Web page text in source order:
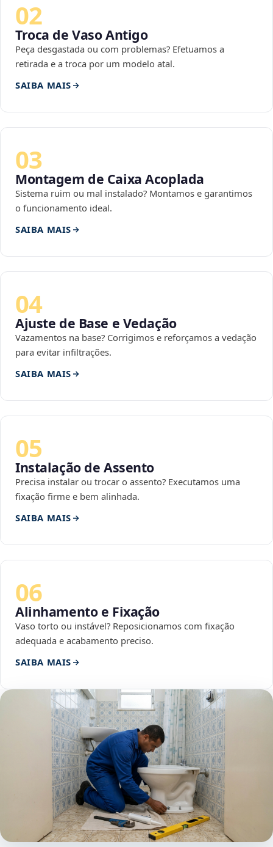
02
Troca de Vaso Antigo
Peça desgastada ou com problemas? Efetuamos a
retirada e a troca por um modelo atal.
SAIBA MAIS
03
Montagem de Caixa Acoplada
Sistema ruim ou mal instalado? Montamos e garantimos
o funcionamento ideal.
SAIBA MAIS
04
Ajuste de Base e Vedação
Vazamentos na base? Corrigimos e reforçamos a vedação
para evitar infiltrações.
SAIBA MAIS
05
Instalação de Assento
Precisa instalar ou trocar o assento? Executamos uma
fixação firme e bem alinhada.
SAIBA MAIS
06
Alinhamento e Fixação
Vaso torto ou instável? Reposicionamos com fixação
adequada e acabamento preciso.
SAIBA MAIS